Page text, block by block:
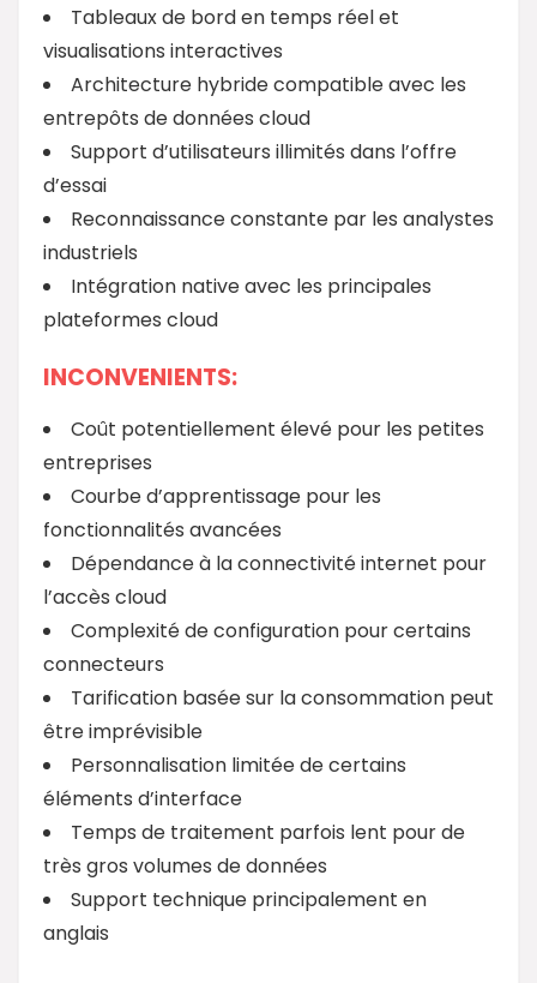
Tableaux de bord en temps réel et
visualisations interactives
Architecture hybride compatible avec les
entrepôts de données cloud
Support d’utilisateurs illimités dans l’offre
d’essai
Reconnaissance constante par les analystes
industriels
Intégration native avec les principales
plateformes cloud
INCONVENIENTS:
Coût potentiellement élevé pour les petites
entreprises
Courbe d’apprentissage pour les
fonctionnalités avancées
Dépendance à la connectivité internet pour
l’accès cloud
Complexité de configuration pour certains
connecteurs
Tarification basée sur la consommation peut
être imprévisible
Personnalisation limitée de certains
éléments d’interface
Temps de traitement parfois lent pour de
très gros volumes de données
Support technique principalement en
anglais